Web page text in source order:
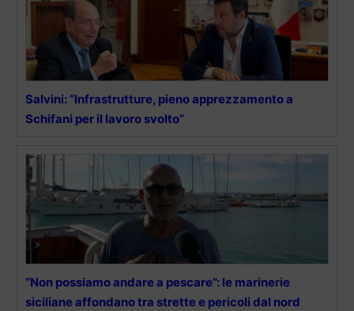
Salvini: “Infrastrutture, pieno apprezzamento a
Schifani per il lavoro svolto”
“Non possiamo andare a pescare”: le marinerie
siciliane affondano tra strette e pericoli dal nord